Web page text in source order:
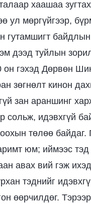
хаашаа
ул мөргүйгээр,
гутамшигт
дээд туйлын
он гэхэд Дөрвөн
зөгнөлт кинон
зан араншинг
сольж, идэвхгүй
төлөө
юм; иймээс
авах вий гэж
тэднийг
өөрчилдөг.